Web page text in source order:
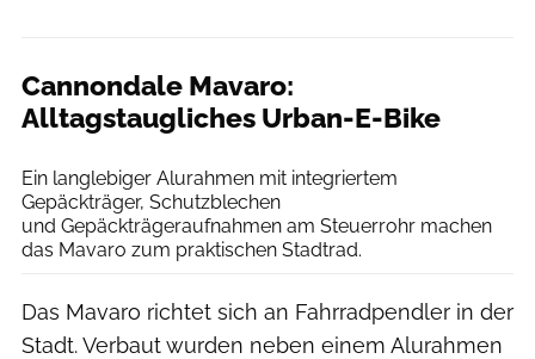
Cannondale Mavaro:
Alltagstaugliches Urban-E-Bike
Ein langlebiger Alurahmen mit integriertem
Gepäckträger, Schutzblechen
und Gepäckträgeraufnahmen am Steuerrohr machen
das Mavaro zum praktischen Stadtrad.
Das Mavaro richtet sich an Fahrradpendler in der
Stadt. Verbaut wurden neben einem Alurahmen